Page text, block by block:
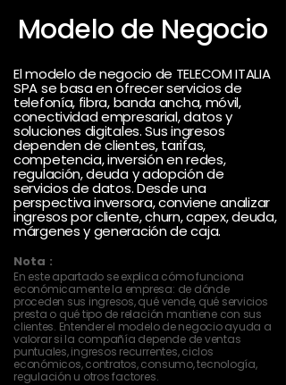
Modelo de Negocio
El modelo de negocio de TELECOM ITALIA
SPA se basa en ofrecer servicios de
telefonía, fibra, banda ancha, móvil,
conectividad empresarial, datos y
soluciones digitales. Sus ingresos
dependen de clientes, tarifas,
competencia, inversión en redes,
regulación, deuda y adopción de
servicios de datos. Desde una
perspectiva inversora, conviene analizar
ingresos por cliente, churn, capex, deuda,
márgenes y generación de caja.
Nota :
En este apartado se explica cómo funciona
económicamente la empresa: de dónde
proceden sus ingresos, qué vende, qué servicios
presta o qué tipo de relación mantiene con sus
clientes. Entender el modelo de negocio ayuda a
valorar si la compañía depende de ventas
puntuales, ingresos recurrentes, ciclos
económicos, contratos, consumo, tecnología,
regulación u otros factores.